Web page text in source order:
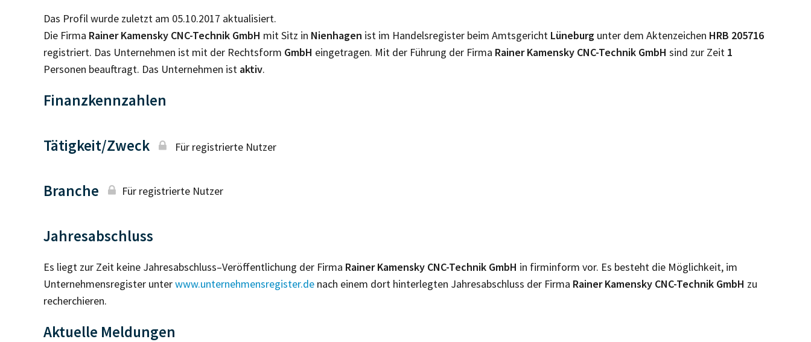
Das Profil wurde zuletzt am 05.10.2017 aktualisiert.
Die Firma Rainer Kamensky CNC-Technik GmbH mit Sitz in Nienhagen ist im Handelsregister beim Amtsgericht Lüneburg unter dem Aktenzeichen HRB 205716
registriert. Das Unternehmen ist mit der Rechtsform GmbH eingetragen. Mit der Führung der Firma Rainer Kamensky CNC-Technik GmbH sind zur Zeit 1
Personen beauftragt. Das Unternehmen ist aktiv.
Finanzkennzahlen
Tätigkeit/Zweck Für registrierte Nutzer
Branche Für registrierte Nutzer
Jahresabschluss
Es liegt zur Zeit keine Jahresabschluss–Veröffentlichung der Firma Rainer Kamensky CNC-Technik GmbH in firminform vor. Es besteht die Möglichkeit, im
Unternehmensregister unterwww.unternehmensregister.de nach einem dort hinterlegten Jahresabschluss der Firma Rainer Kamensky CNC-Technik GmbH zu
recherchieren.
Aktuelle Meldungen